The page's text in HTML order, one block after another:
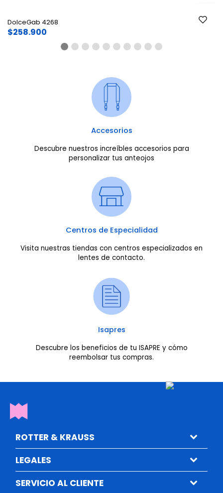
DolceGab 4268
$258.900
Accesorios
Descubre nuestros increíbles accesorios para
personalizar tus anteojos
Centros de Especialidad
Visita nuestras tiendas con centros especializados en
lentes de contacto.
Isapres
Descubre los beneficios de tu ISAPRE y cómo
reembolsar tus compras.
ROTTER & KRAUSS
LEGALES
SERVICIO AL CLIENTE